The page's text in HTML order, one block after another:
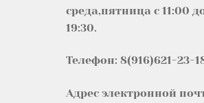
среда,пятница с 11:00
19:30.
Телефон: 8(916)621-23-
Адрес электронной